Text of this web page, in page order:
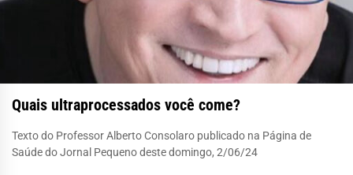
Quais ultraprocessados você come?
Texto do Professor Alberto Consolaro publicado na Página de
Saúde do Jornal Pequeno deste domingo, 2/06/24